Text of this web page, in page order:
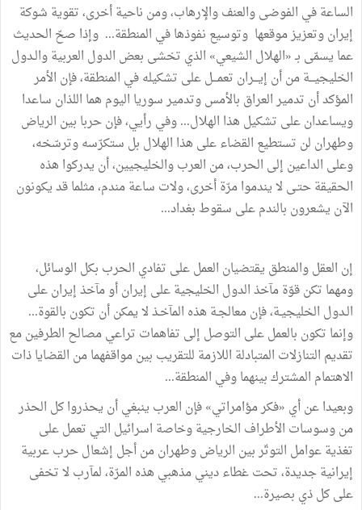
الساعةفي الفوضىوالعنفوالإرهاب،ومن ناحيةأخرى،تقوية شوكة
إيرانوتعزيزموقعها وتوسيع نفوذهافي المنطقة... وإذا صحّ الحديث
عما يسمّى بـ«الهلال الشيعي» الذي تخشى بعض الدول العربيةوالـدول
الخليجيـــةمنأن إيـــران تعمـــلعلى تشكيلهفي المنطقة،فإن الأمر
المؤكدأن تدميرالعراق بالأمسوتدميرسوريا اليوم هما اللذان ساعدا
ويساعدانعلى تشكيل هذا الهلال...وفي رأيي،فإنحربا بين الرياض
وطهران لن تستطيع القضاءعلى هذا الهلال بل ستكرّسهوترسّخه،
وعلى الداعين إلى الحرب،من العربوالخليجيين،أن يدركوا هذه
الحقيقةحتـى لايندموامرّةأخرى،ولات ساعةمندم،مثلماقديكونون
الآن يشعرون بالندمعلى سقوط بغداد...
إن العقلوالمنطق يقتضيان العملعلى تفادي الحرب بكل الوسائل،
ومهما تكنقوّةمآخذالدول الخليجيةعلى إيرانأومآخذإيرانعلى
الـدول الخليجيـة،فإنمعالجـة هذه المآخـذلايمكنأن تكون بالقوة...
وإنما تكون بالعملعلى التوصل إلى تفاهمات تراعيمصالح الطرفينمع
تقديم التنازلات المتبادلة اللازمة للتقريب بينمواقفهمامن القضاياذات
الاهتمام المشتركبينهماوفي المنطقة...
وبعيداعنأي «فكرمؤامراتي»فإن العرب ينبغيأن يحذرواكل الحذر
منوسوسات الأطراف الخارجيةوخاصة اسرائيل التي تعملعلى
تغذيةعوامل التوتّربين الرياضوطهرانمنأجل إشعالحربعربية
إيرانيةجديدة،تحتغطاءدينيمذهبي هذه المرّة،لمآرب لاتخفى
علىكلذي بصيرة...